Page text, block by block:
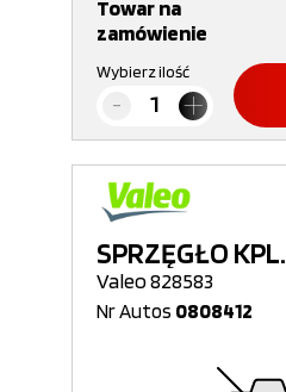
Towar na
zamówienie
Wybierz ilość
SPRZĘGŁO KPL.
Valeo 828583
Nr Autos 0808412